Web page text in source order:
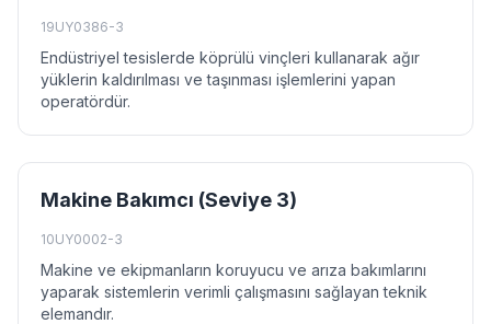
19UY0386-3
Endüstriyel tesislerde köprülü vinçleri kullanarak ağır
yüklerin kaldırılması ve taşınması işlemlerini yapan
operatördür.
Makine Bakımcı (Seviye 3)
10UY0002-3
Makine ve ekipmanların koruyucu ve arıza bakımlarını
yaparak sistemlerin verimli çalışmasını sağlayan teknik
elemandır.